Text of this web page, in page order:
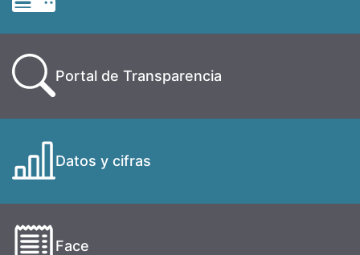
Portal de Transparencia
Datos y cifras
Face